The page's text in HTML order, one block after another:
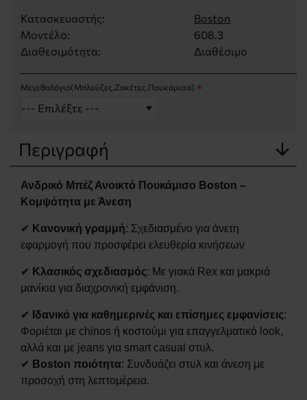
Κατασκευαστής:
Boston
Μοντέλο:
608.3
Διαθεσιμότητα:
Διαθέσιμο
Μεγεθολόγιο(Μπλούζες,Ζακέτες,Πουκάμισα)
Περιγραφή
Ανδρικό Μπέζ Ανοικτό Πουκάμισο Boston –
Κομψότητα με Άνεση
✔ Κανονική γραμμή: Σχεδιασμένο για άνετη
εφαρμογή που προσφέρει ελευθερία κινήσεων
✔ Κλασικός σχεδιασμός: Με γιακά Rex και μακριά
μανίκια για διαχρονική εμφάνιση.
✔ Ιδανικό για καθημερινές και επίσημες εμφανίσεις:
Φοριέται με chinos ή κοστούμι για επαγγελματικό look,
αλλά και με jeans για smart casual στυλ.
✔ Boston ποιότητα: Συνδυάζει στυλ και άνεση με
προσοχή στη λεπτομέρεια.